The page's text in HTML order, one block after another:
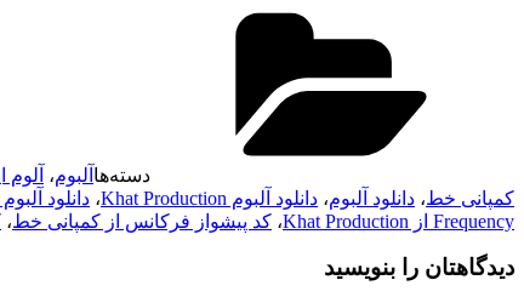
دسته‌ها آلبوم، آلوم
کمپانی خط، دانلود آلبوم، دانلود آلبوم Khat Production ، دانلود
Frequency از Khat Production
، کد پیشواز فرکانس از کمپانی خط،
دیدگاهتان را بنویسید